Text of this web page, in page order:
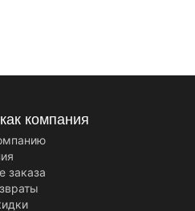
компания
заказа